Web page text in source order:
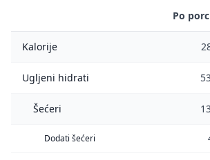
Po
Kalorije
Ugljeni hidrati
Šećeri
Dodati šećeri